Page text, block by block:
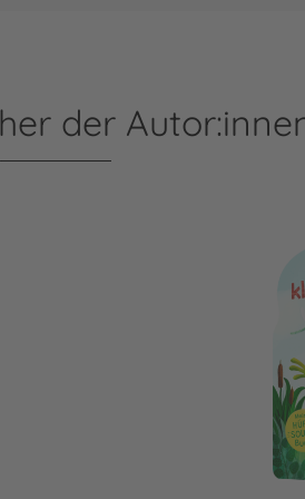
der
Mein Hüpf-Sound-Buch: